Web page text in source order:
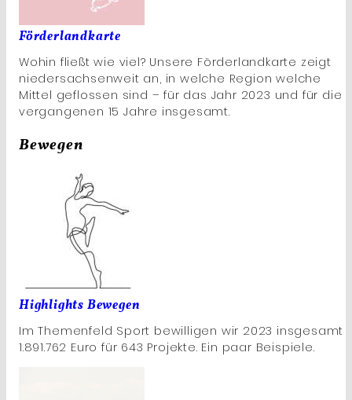
Förderlandkarte
Wohin fließt wie viel? Unsere Förderlandkarte zeigt
niedersachsenweit an, in welche Region welche
Mittel geflossen sind – für das Jahr 2023 und für die
vergangenen 15 Jahre insgesamt.
Bewegen
Highlights Bewegen
Im Themenfeld Sport bewilligen wir 2023 insgesamt
1.891.762 Euro für 643 Projekte. Ein paar Beispiele.